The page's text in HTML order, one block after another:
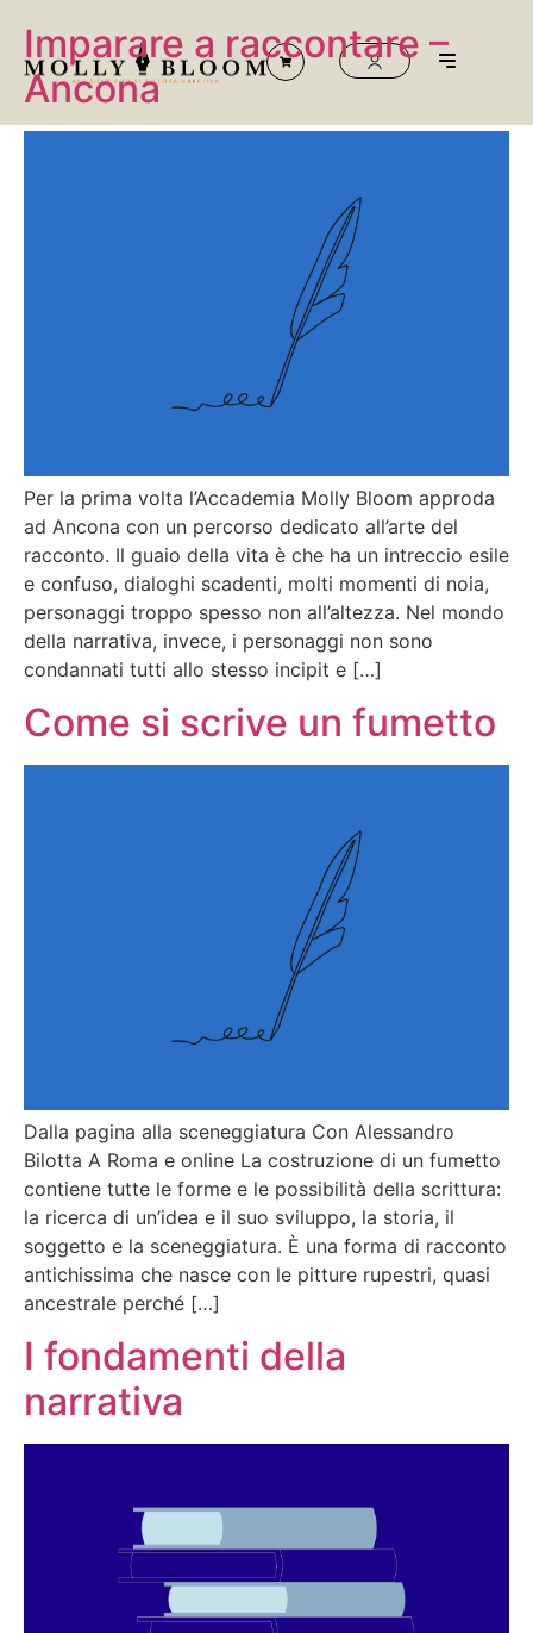
Imparare a raccontare –
Ancona
Per la prima volta l’Accademia Molly Bloom approda
ad Ancona con un percorso dedicato all’arte del
racconto. Il guaio della vita è che ha un intreccio esile
e confuso, dialoghi scadenti, molti momenti di noia,
personaggi troppo spesso non all’altezza. Nel mondo
della narrativa, invece, i personaggi non sono
condannati tutti allo stesso incipit e […]
Come si scrive un fumetto
Dalla pagina alla sceneggiatura Con Alessandro
Bilotta A Roma e online La costruzione di un fumetto
contiene tutte le forme e le possibilità della scrittura:
la ricerca di un’idea e il suo sviluppo, la storia, il
soggetto e la sceneggiatura. È una forma di racconto
antichissima che nasce con le pitture rupestri, quasi
ancestrale perché […]
I fondamenti della
narrativa